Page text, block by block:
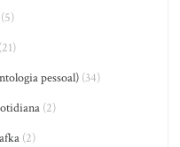
(5)
pessoal)(34)
(2)
(2)